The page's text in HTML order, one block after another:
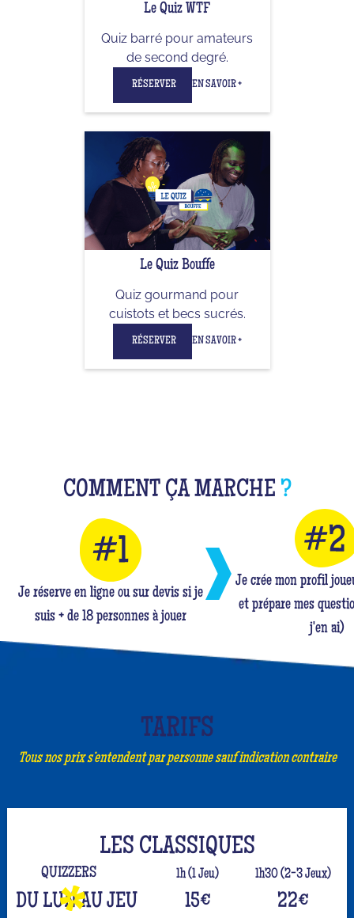
Le Quiz WTF
Quiz barré pour amateurs
de second degré.
RÉSERVER EN SAVOIR +
Le Quiz Bouffe
Quiz gourmand pour
cuistots et becs sucrés.
RÉSERVER EN SAVOIR +
COMMENT ÇA MARCHE ?
Je réserve en ligne ou sur devis si je
suis + de 18 personnes à jouer
Je crée mon profil
et prépare mes
j'en ai)
TARIFS
Tous nos prix s’entendent par personne sauf indication contraire
LES CLASSIQUES
QUIZZERS 1h (1 Jeu) 1h30 (2-3 Jeux)
DU LUN AU JEU 15€ 22€